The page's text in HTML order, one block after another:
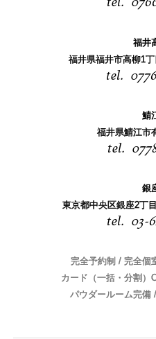
福井
福井県福井市高柳1
鯖
福井県鯖江市
銀
東京都中央区銀座2丁
03-
完全予約制 / 完全個
カード（一括・分割）
パウダールーム完備